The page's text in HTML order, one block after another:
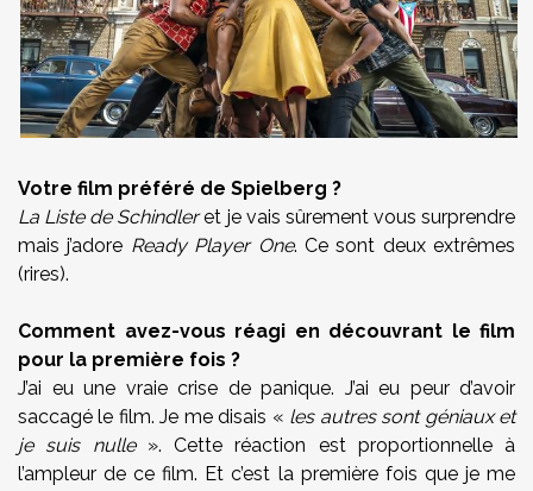
Votre film préféré de Spielberg ?
La Liste de Schindleret je vais sûrement vous surprendre
mais j’adore Ready Player One. Ce sont deux extrêmes
(rires).
Comment avez-vous réagi en découvrant le film
pour la première fois ?
J’ai eu une vraie crise de panique. J’ai eu peur d’avoir
saccagé le film. Je me disais « les autres sont géniaux et
je suis nulle ». Cette réaction est proportionnelle à
l’ampleur de ce film. Et c’est la première fois que je me